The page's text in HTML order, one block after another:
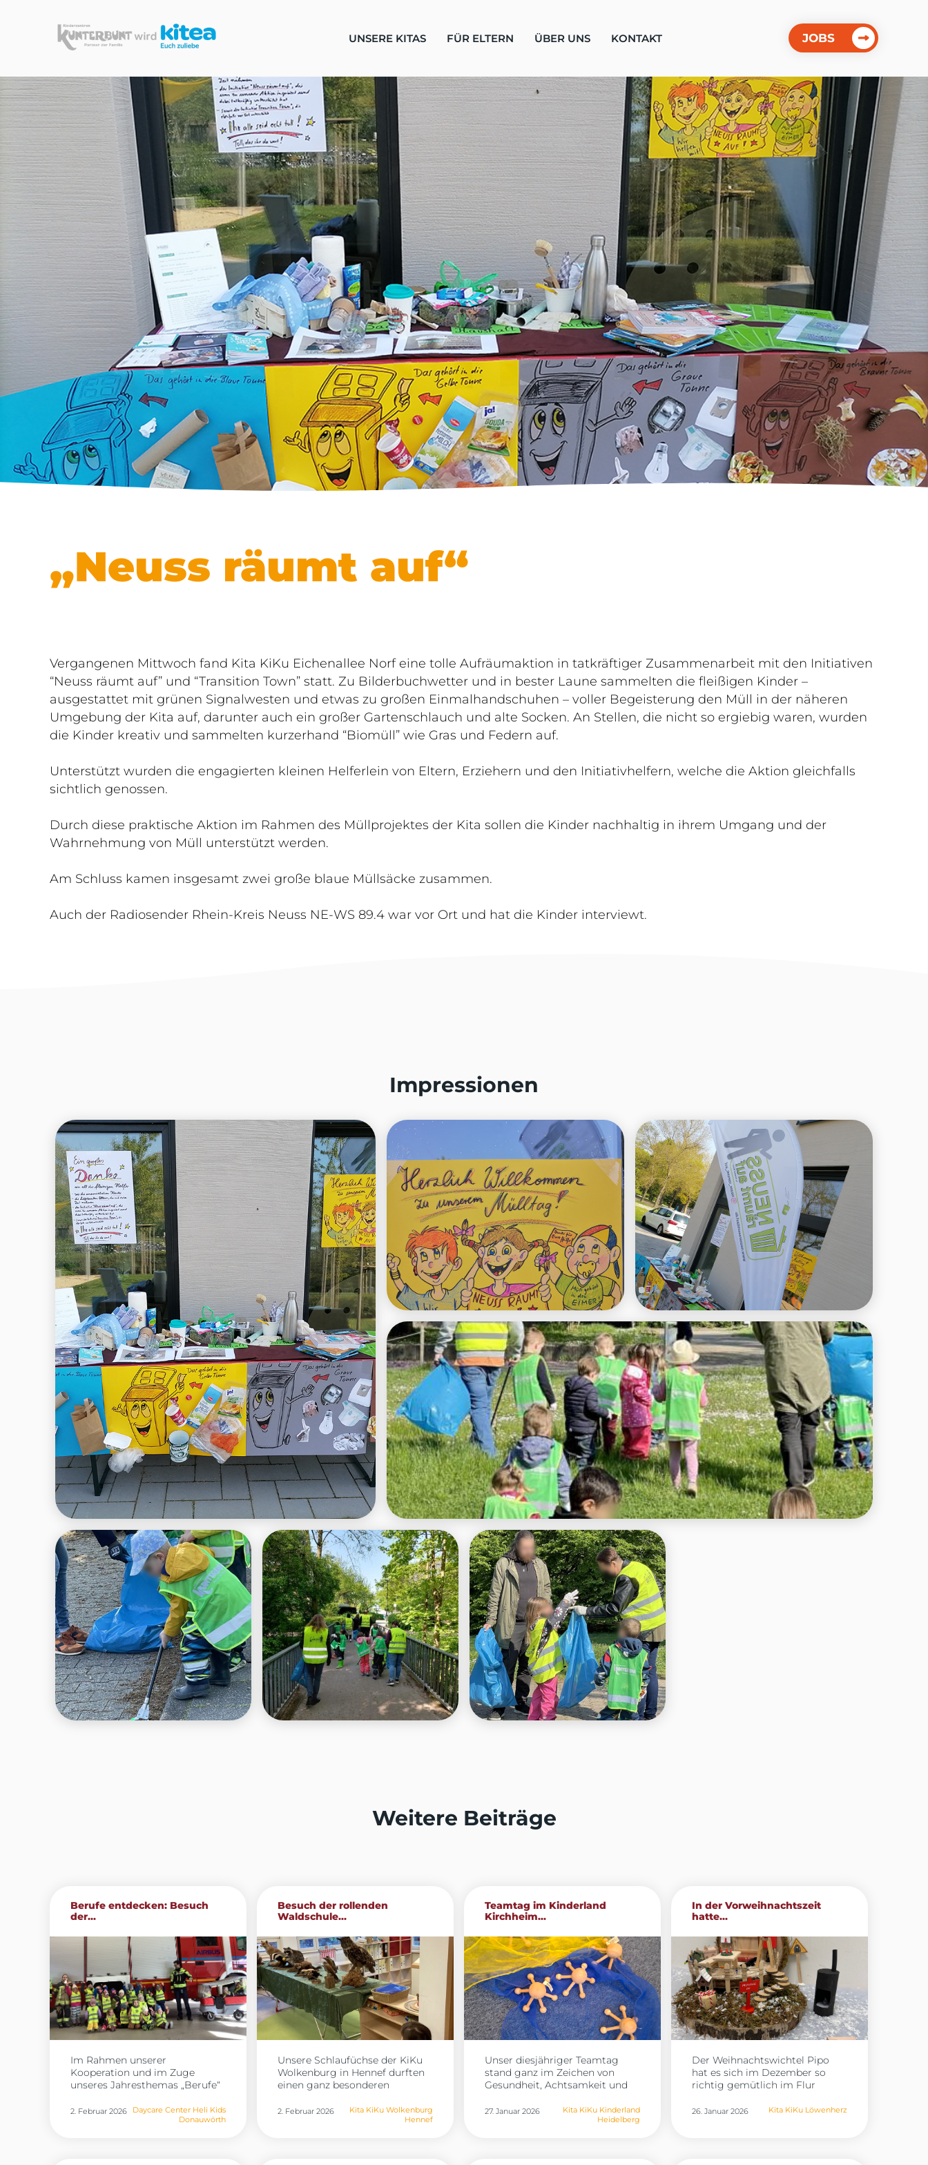
UNSERE KITAS FÜR ELTERN ÜBER UNS KONTAKT JOBS
„Neuss räumt auf“
Vergangenen Mittwoch fand Kita KiKu Eichenallee Norf eine tolle Aufräumaktion in tatkräftiger Zusammenarbeit mit den Initiativen
“Neuss räumt auf” und “Transition Town” statt. Zu Bilderbuchwetter und in bester Laune sammelten die fleißigen Kinder –
ausgestattet mit grünen Signalwesten und etwas zu großen Einmalhandschuhen – voller Begeisterung den Müll in der näheren
Umgebung der Kita auf, darunter auch ein großer Gartenschlauch und alte Socken. An Stellen, die nicht so ergiebig waren, wurden
die Kinder kreativ und sammelten kurzerhand “Biomüll” wie Gras und Federn auf.
Unterstützt wurden die engagierten kleinen Helferlein von Eltern, Erziehern und den Initiativhelfern, welche die Aktion gleichfalls
sichtlich genossen.
Durch diese praktische Aktion im Rahmen des Müllprojektes der Kita sollen die Kinder nachhaltig in ihrem Umgang und der
Wahrnehmung von Müll unterstützt werden.
Am Schluss kamen insgesamt zwei große blaue Müllsäcke zusammen.
Auch der Radiosender Rhein-Kreis Neuss NE-WS 89.4 war vor Ort und hat die Kinder interviewt.
Impressionen
Weitere Beiträge
Berufe entdecken: Besuch
der...
Im Rahmen unserer
Kooperation und im Zuge
unseres Jahresthemas „Berufe“
Kids in Donauwörth gestern die
Werkfeuerwehr von Airbus. Vor
2. Februar 2026
Daycare Center Heli Kids
Donauwörth
Besuch der rollenden
Waldschule...
Unsere Schlaufüchse der KiKu
Wolkenburg in Hennef durften
einen ganz besonderen
Waldschule war zu Gast und
2. Februar 2026
Kita KiKu Wolkenburg
Hennef
Teamtag im Kinderland
Kirchheim...
Unser diesjähriger Teamtag
stand ganz im Zeichen von
Gesundheit, Achtsamkeit und
Impulsen. In drei
27. Januar 2026
Kita KiKu Kinderland
Heidelberg
In der Vorweihnachtszeit
hatte...
Der Weihnachtswichtel Pipo
hat es sich im Dezember so
richtig gemütlich im Flur
Wichtelhaus hat er den
26. Januar 2026 Kita KiKu Löwenherz